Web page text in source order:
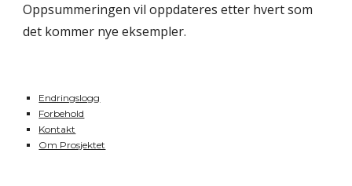
Oppsummeringen vil oppdateres etter hvert som
det kommer nye eksempler.
Endringslogg
Forbehold
Kontakt
Om Prosjektet